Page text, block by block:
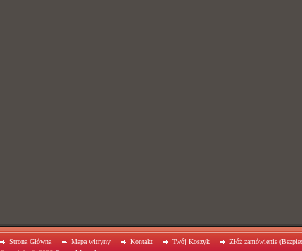
Strona Główna Mapa witryny Kontakt Twój Koszyk Złóż zamówienie